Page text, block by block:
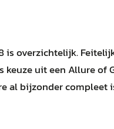
is overzichtelijk.
keuze uit een Allure of
al bijzonder compleet